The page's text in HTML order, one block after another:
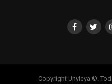
Copyright Unyleya ©.